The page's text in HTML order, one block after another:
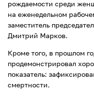
рождаемости среди
на еженедельном
заместитель
Дмитрий Марков.
Кроме того, в прошлом
продемонстрировал
показатель:
смертности.